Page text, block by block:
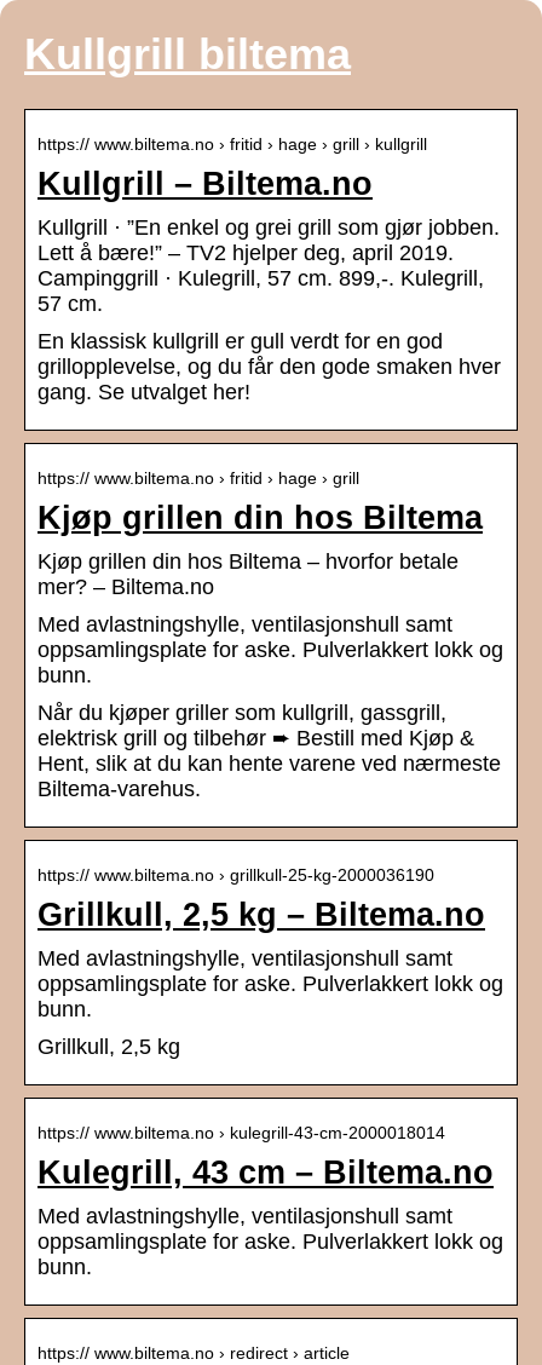
Kullgrill biltema
https:// www.biltema.no › fritid › hage › grill › kullgrill
Kullgrill – Biltema.no
Kullgrill · ”En enkel og grei grill som gjør jobben.
Lett å bære!” – TV2 hjelper deg, april 2019.
Campinggrill · Kulegrill, 57 cm. 899,-. Kulegrill,
57 cm.
En klassisk kullgrill er gull verdt for en god
grillopplevelse, og du får den gode smaken hver
gang. Se utvalget her!
https:// www.biltema.no › fritid › hage › grill
Kjøp grillen din hos Biltema
Kjøp grillen din hos Biltema – hvorfor betale
mer? – Biltema.no
Med avlastningshylle, ventilasjonshull samt
oppsamlingsplate for aske. Pulverlakkert lokk og
bunn.
Når du kjøper griller som kullgrill, gassgrill,
elektrisk grill og tilbehør ➨ Bestill med Kjøp &
Hent, slik at du kan hente varene ved nærmeste
Biltema-varehus.
https:// www.biltema.no › grillkull-25-kg-2000036190
Grillkull, 2,5 kg – Biltema.no
Med avlastningshylle, ventilasjonshull samt
oppsamlingsplate for aske. Pulverlakkert lokk og
bunn.
Grillkull, 2,5 kg
https:// www.biltema.no › kulegrill-43-cm-2000018014
Kulegrill, 43 cm – Biltema.no
Med avlastningshylle, ventilasjonshull samt
oppsamlingsplate for aske. Pulverlakkert lokk og
bunn.
https:// www.biltema.no › redirect › article